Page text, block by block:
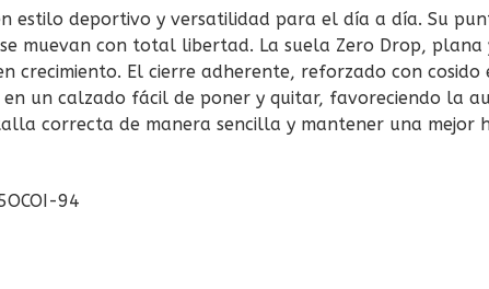
estilo deportivo y versatilidad para el día a día. Su
muevan con total libertad. La suela Zero Drop,
crecimiento. El cierre adherente, reforzado con
un calzado fácil de poner y quitar, favoreciendo la
correcta de manera sencilla y mantener una mejor
94